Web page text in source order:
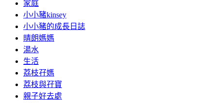
家庭
小小豬kinsey
小小豬的成長日誌
晴朗媽媽
湯水
生活
荔枝孖媽
荔枝與孖寶
親子好去處